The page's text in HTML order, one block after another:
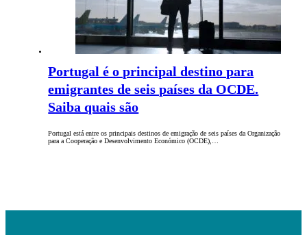
Portugal é o principal destino para
emigrantes de seis países da OCDE.
Saiba quais são
Portugal está entre os principais destinos de emigração de seis países da Organização
para a Cooperação e Desenvolvimento Económico (OCDE),…